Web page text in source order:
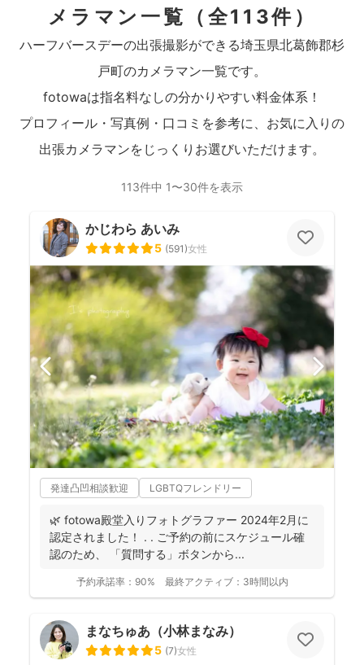
メラマン一覧
（全113件）
ハーフバースデーの出張撮影ができる埼玉県北葛飾郡杉
戸町のカメラマン一覧です。
fotowaは指名料なしの分かりやすい料金体系！
プロフィール・写真例・口コミを参考に、お気に入りの
出張カメラマンをじっくりお選びいただけます。
113件中 1〜30件を表示
かじわら あいみ
5 (591)女性
発達凸凹相談歓迎 LGBTQフレンドリー
🌿 fotowa殿堂入りフォトグラファー 2024年2月に
認定されました！ . . ご予約の前にスケジュール確
認のため、 「質問する」ボタンから...
予約承諾率： 90% 最終アクティブ： 3時間以内
まなちゅあ（小林まなみ）
5 (7)女性